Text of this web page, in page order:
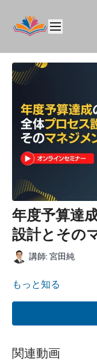
年度予算達
設計とその
講師: 宮田純
もっと知る
関連動画